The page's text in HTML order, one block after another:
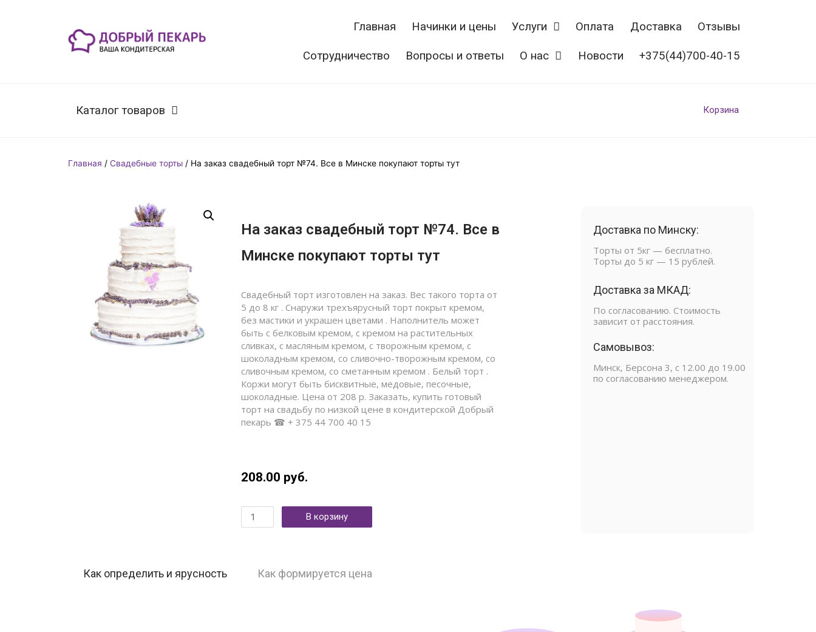
Главная Начинки и цены Услуги Оплата Доставка Отзывы
Сотрудничество Вопросы и ответы О нас Новости +375(44)700-40-15
Каталог товаров Корзина
Главная / Свадебные торты / На заказ свадебный торт №74. Все в Минске покупают торты тут
На заказ свадебный торт №74. Все в
Минске покупают торты тут
Свадебный торт изготовлен на заказ. Вес такого торта от
5 до 8 кг . Снаружи трехъярусный торт покрыт кремом,
без мастики и украшен цветами . Наполнитель может
быть с белковым кремом, с кремом на растительных
сливках, с масляным кремом, с творожным кремом, с
шоколадным кремом, со сливочно-творожным кремом, со
сливочным кремом, со сметанным кремом . Белый торт .
Коржи могут быть бисквитные, медовые, песочные,
шоколадные. Цена от 208 р. Заказать, купить готовый
торт на свадьбу по низкой цене в кондитерской Добрый
пекарь ☎ + 375 44 700 40 15
208.00 руб.
В корзину
Доставка по Минску:
Торты от 5кг — бесплатно.
Торты до 5 кг — 15 рублей.
Доставка за МКАД:
По согласованию. Стоимость
зависит от расстояния.
Самовывоз:
Минск, Берсона 3, с 12.00 до 19.00
по согласованию менеджером.
Как определить и ярусность Как формируется цена